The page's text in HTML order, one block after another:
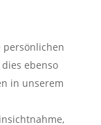
ebenso
in unserem